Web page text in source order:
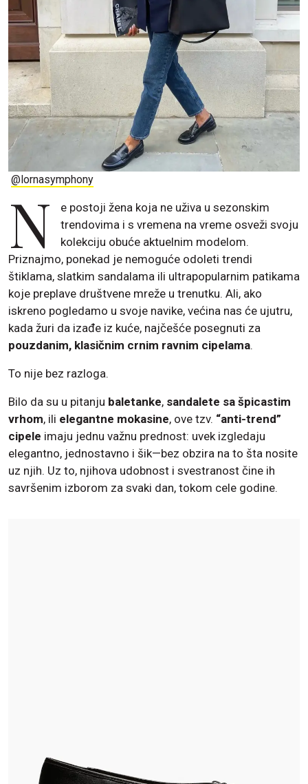
@lornasymphony
N
e postoji žena koja ne uživa u sezonskim
trendovima i s vremena na vreme osveži svoju
kolekciju obuće aktuelnim modelom.
Priznajmo, ponekad je nemoguće odoleti trendi
štiklama, slatkim sandalama ili ultrapopularnim patikama
koje preplave društvene mreže u trenutku. Ali, ako
iskreno pogledamo u svoje navike, većina nas će ujutru,
kada žuri da izađe iz kuće, najčešće posegnuti za
pouzdanim, klasičnim crnim ravnim cipelama.
To nije bez razloga.
Bilo da su u pitanju baletanke, sandalete sa špicastim
vrhom, ili elegantne mokasine, ove tzv. “anti-trend”
cipele imaju jednu važnu prednost: uvek izgledaju
elegantno, jednostavno i šik—bez obzira na to šta nosite
uz njih. Uz to, njihova udobnost i svestranost čine ih
savršenim izborom za svaki dan, tokom cele godine.